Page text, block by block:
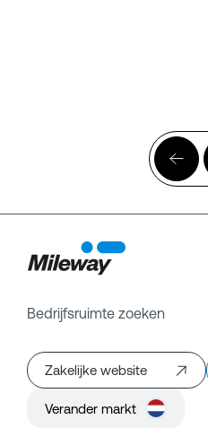
Bedrijfsruimte zoeken
Zakelijke website
Verander markt